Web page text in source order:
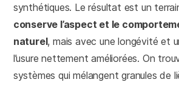
synthétiques. Le résultat est un
conserve l’aspect et le
naturel, mais avec une longévité et
l’usure nettement améliorées. On
systèmes qui mélangent granules de